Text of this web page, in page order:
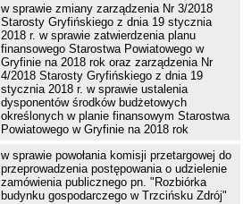
w sprawie zmiany zarządzenia Nr 3/2018
Starosty Gryfińskiego z dnia 19 stycznia
2018 r. w sprawie zatwierdzenia planu
finansowego Starostwa Powiatowego w
Gryfinie na 2018 rok oraz zarządzenia Nr
4/2018 Starosty Gryfińskiego z dnia 19
stycznia 2018 r. w sprawie ustalenia
dysponentów środków budżetowych
określonych w planie finansowym Starostwa
Powiatowego w Gryfinie na 2018 rok
w sprawie powołania komisji przetargowej do
przeprowadzenia postępowania o udzielenie
zamówienia publicznego pn. "Rozbiórka
budynku gospodarczego w Trzcińsku Zdrój"